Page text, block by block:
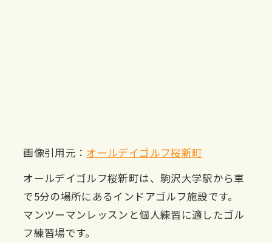
画像引用元： オールデイゴルフ桜新町
オールデイゴルフ桜新町は、駒沢大学駅から車
で5分の場所にあるインドアゴルフ施設です。
マンツーマンレッスンと個人練習に適したゴル
フ練習場です。